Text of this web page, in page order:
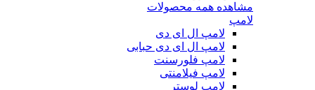
مشاهده همه محصولات
لامپ
لامپ ال ای دی
لامپ ال ای دی حبابی
لامپ فلورسنت
لامپ فیلامنتی
لامپ لوستر